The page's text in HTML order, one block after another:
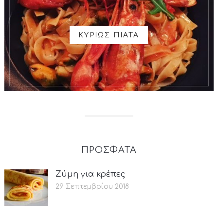
ΚΥΡΙΩΣ ΠΙΑΤΑ
ΠΡΟΣΦΑΤΑ
Ζύμη για κρέπες
29 Σεπτεμβρίου 2018